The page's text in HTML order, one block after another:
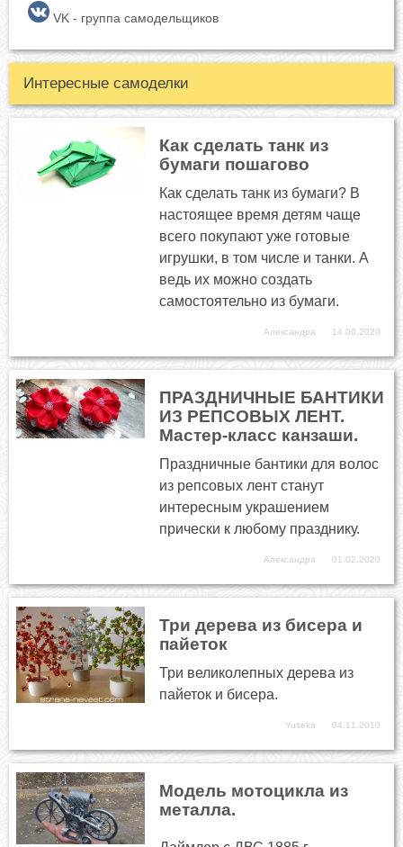
VK - группа самодельщиков
Интересные самоделки
Как сделать танк из
бумаги пошагово
Как сделать танк из бумаги? В
настоящее время детям чаще
всего покупают уже готовые
игрушки, в том числе и танки. А
ведь их можно создать
самостоятельно из бумаги.
Александра 14.06.2020
ПРАЗДНИЧНЫЕ БАНТИКИ
ИЗ РЕПСОВЫХ ЛЕНТ.
Мастер-класс канзаши.
Праздничные бантики для волос
из репсовых лент станут
интересным украшением
прически к любому празднику.
Александра 01.02.2020
Три дерева из бисера и
пайеток
Три великолепных дерева из
пайеток и бисера.
Yuseka 04.11.2010
Модель мотоцикла из
металла.